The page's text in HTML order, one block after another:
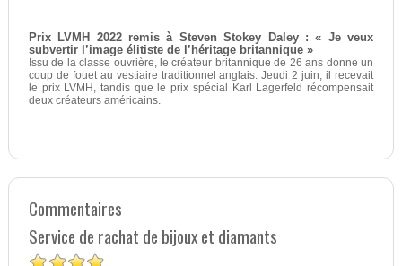
Prix LVMH 2022 remis à Steven Stokey Daley : « Je veux
subvertir l’image élitiste de l’héritage britannique »
Issu de la classe ouvrière, le créateur britannique de 26 ans donne un
coup de fouet au vestiaire traditionnel anglais. Jeudi 2 juin, il recevait
le prix LVMH, tandis que le prix spécial Karl Lagerfeld récompensait
deux créateurs américains.
Commentaires
Service de rachat de bijoux et diamants